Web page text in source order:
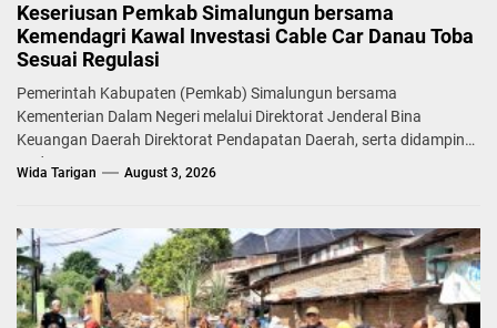
Keseriusan Pemkab Simalungun bersama
Kemendagri Kawal Investasi Cable Car Danau Toba
Sesuai Regulasi
Pemerintah Kabupaten (Pemkab) Simalungun bersama
Kementerian Dalam Negeri melalui Direktorat Jenderal Bina
Keuangan Daerah Direktorat Pendapatan Daerah, serta didampingi
Badan...
Wida Tarigan August 3, 2026